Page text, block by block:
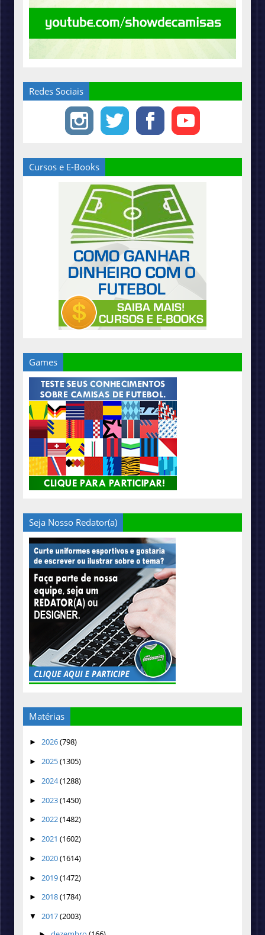
Redes Sociais
Cursos e E-Books
Games
Seja Nosso Redator(a)
Matérias
► 2026(798)
► 2025(1305)
► 2024(1288)
► 2023(1450)
► 2022(1482)
► 2021 (1602)
► 2020(1614)
► 2019(1472)
► 2018(1784)
▼ 2017(2003)